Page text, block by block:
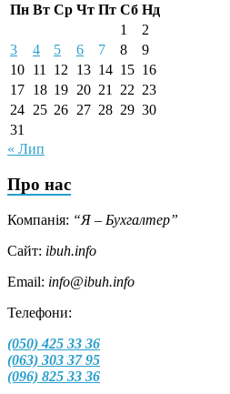
Пн Вт Ср Чт Пт Сб Нд
1
2
3
4 5 6 7 8
9
10 11 12 13 14 15 16
17 18 19 20 21 22 23
24 25 26 27 28 29 30
31
« Лип
Про нас
Компанія: “Я – Бухгалтер”
Сайт: ibuh.info
Email: info@ibuh.info
Телефони:
(050) 425 33 36
(063) 303 37 95
(096) 825 33 36